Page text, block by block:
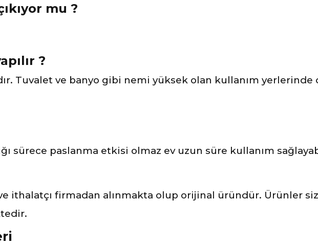
mu ?
?
Tuvalet ve banyo gibi nemi yüksek olan kullanım yerlerinde
sürece paslanma etkisi olmaz ev uzun süre kullanım
ithalatçı firmadan alınmakta olup orijinal üründür. Ürünler